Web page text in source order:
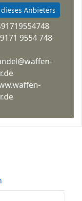
Anbieters
9554 748